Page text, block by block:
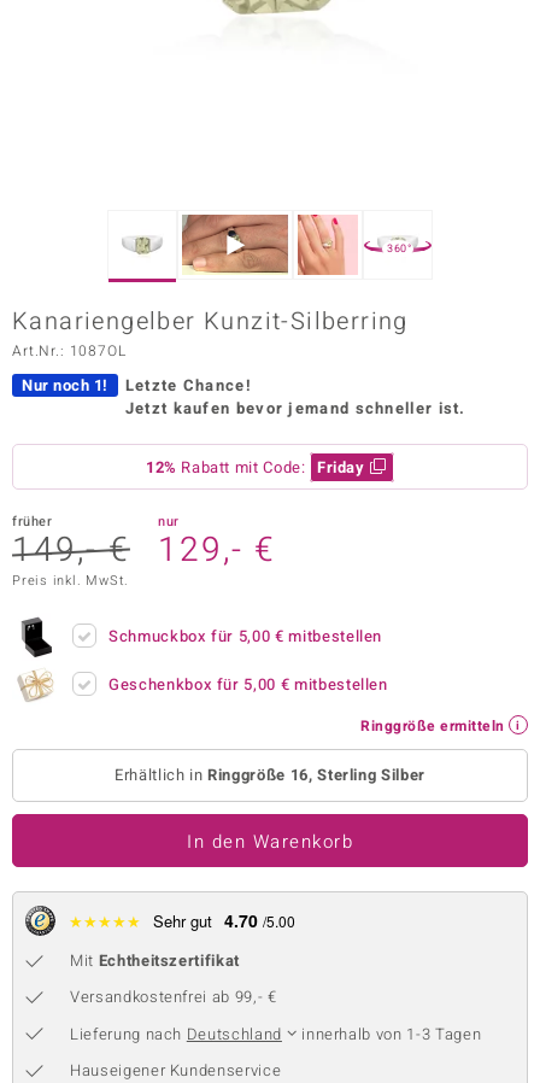
Vogue
BY DE MELO
Collection
360°
Kanariengelber Kunzit-Silberring
Art.Nr.: 1087OL
Nur noch 1!
Letzte Chance!
Jetzt kaufen bevor jemand schneller ist.
12% Rabatt mit Code: Friday
früher
149,- €
nur
129,- €
Preis inkl. MwSt.
Schmuckbox für 5,00 € mitbestellen
Geschenkbox für 5,00 € mitbestellen
Ringgröße ermitteln
Erhältlich inRinggröße 16, Sterling Silber
In den Warenkorb
★★★★★ Sehr gut 4.70 /5.00
Mit Echtheitszertifikat
Versandkostenfrei ab 99,- €
Lieferung nach Deutschland
innerhalb von 1-3 Tagen
Hauseigener Kundenservice